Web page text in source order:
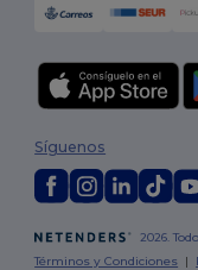
2026.
Términos y Condiciones |
Síguenos